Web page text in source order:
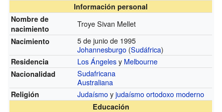
Información personal
Nombre de
nacimiento
Troye Sivan Mellet
Nacimiento
5 de junio de 1995
Johannesburgo (Sudáfrica)
Residencia Los Ángelesy Melbourne
Nacionalidad
Sudafricana
Australiana
Religión Judaísmoyjudaísmo ortodoxo moderno
Educación